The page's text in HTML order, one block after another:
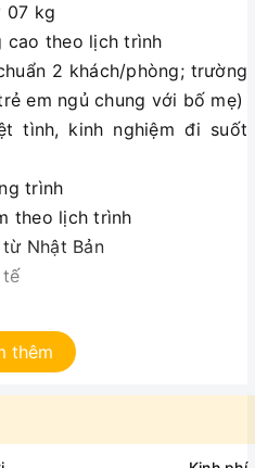
07 kg
theo lịch trình
2 khách/phòng; trường
em ngủ chung với bố mẹ)
kinh nghiệm đi suốt
trình
theo lịch trình
Nhật Bản
xe (bắt buộc theo thông
thêm